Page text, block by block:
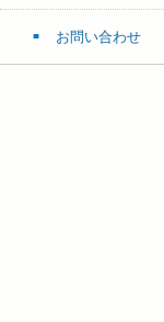
お問い合わせ